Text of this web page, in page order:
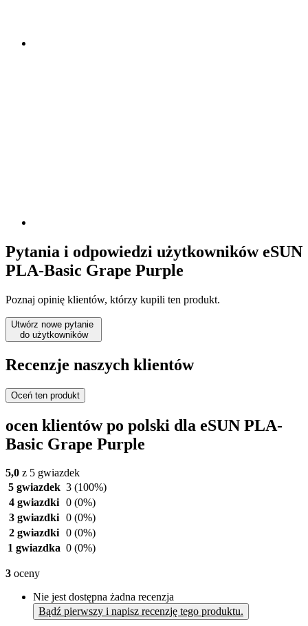
Pytania i odpowiedzi użytkowników eSUN
PLA-Basic Grape Purple
Poznaj opinię klientów, którzy kupili ten produkt.
Utwórz nowe pytanie
do użytkowników
Recenzje naszych klientów
Oceń ten produkt
ocen klientów po polski dla eSUN PLA-
Basic Grape Purple
5,0 z 5 gwiazdek
5 gwiazdek 3 (100%)
4 gwiazdki 0 (0%)
3 gwiazdki 0 (0%)
2 gwiazdki 0 (0%)
1 gwiazdka 0 (0%)
3 oceny
Nie jest dostępna żadna recenzja
Bądź pierwszy i napisz recenzję tego produktu.